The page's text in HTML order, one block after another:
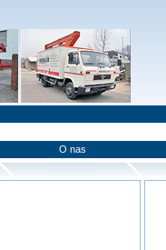
O nas